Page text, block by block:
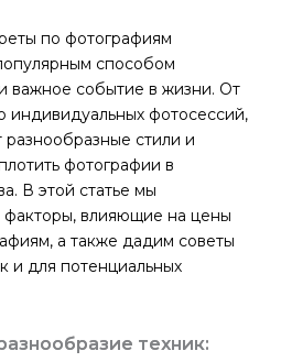
по фотографиям
способом
важное событие в жизни. От
индивидуальных фотосессий,
стили и
фотографии в
В этой статье мы
факторы, влияющие на цены
а также дадим советы
и для потенциальных
техник: